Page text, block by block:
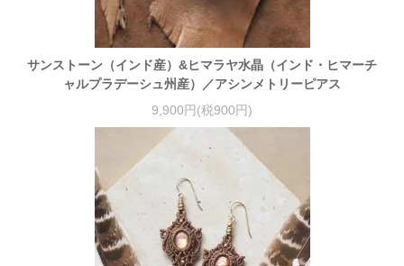
サンストーン（インド産）&ヒマラヤ水晶（インド・ヒマーチ
ャルプラデーシュ州産）／アシンメトリーピアス
9,900円(税900円)